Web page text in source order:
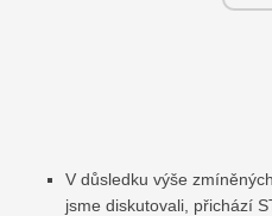
V důsledku výše
jsme diskutovali, přichází